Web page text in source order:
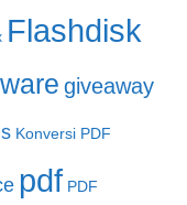
Flashdisk
giveaway
Konversi PDF
pdf PDF